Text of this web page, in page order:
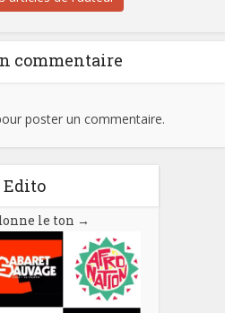
commentaire
poster un commentaire.
Edito
le ton →